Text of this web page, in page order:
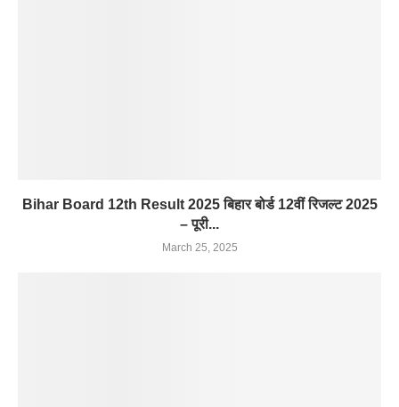
Bihar Board 12th Result 2025 बिहार बोर्ड 12वीं रिजल्ट 2025
– पूरी...
March 25, 2025